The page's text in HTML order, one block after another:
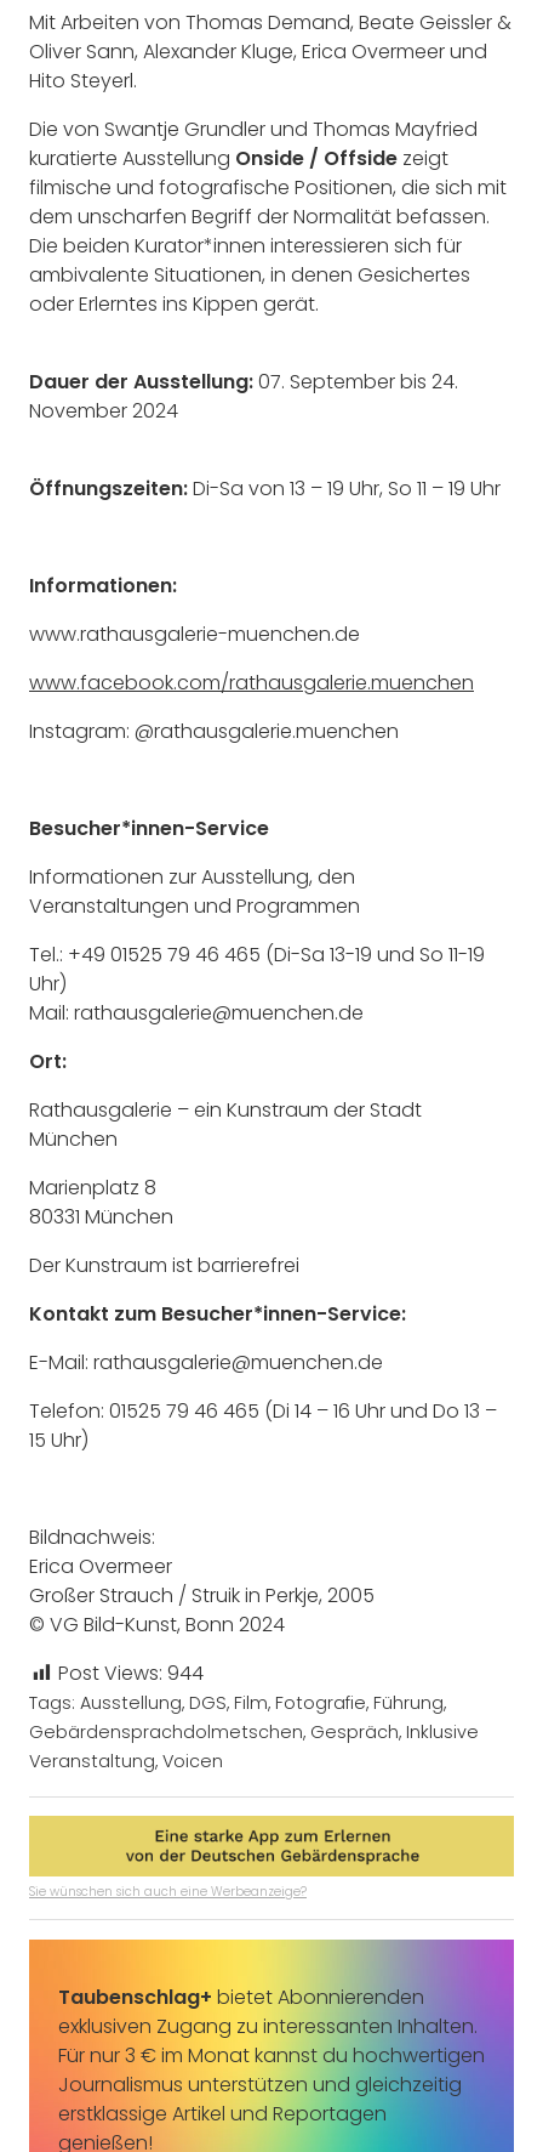
Mit Arbeiten von Thomas Demand, Beate Geissler &
Oliver Sann, Alexander Kluge, Erica Overmeer und
Hito Steyerl.
Die von Swantje Grundler und Thomas Mayfried
kuratierte Ausstellung Onside / Offside zeigt
filmische und fotografische Positionen, die sich mit
dem unscharfen Begriff der Normalität befassen.
Die beiden Kurator*innen interessieren sich für
ambivalente Situationen, in denen Gesichertes
oder Erlerntes ins Kippen gerät.
Dauer der Ausstellung:07. September bis 24.
November 2024
Öffnungszeiten:Di-Sa von 13 – 19 Uhr, So 11 – 19 Uhr
Informationen:
www.rathausgalerie-muenchen.de
www.facebook.com/rathausgalerie.muenchen
Instagram: @rathausgalerie.muenchen
Besucher*innen-Service
Informationen zur Ausstellung, den
Veranstaltungen und Programmen
Tel.: +49 01525 79 46 465 (Di-Sa 13-19 und So 11-19
Uhr)
Mail: rathausgalerie@muenchen.de
Ort:
Rathausgalerie – ein Kunstraum der Stadt
München
Marienplatz 8
80331 München
Der Kunstraum ist barrierefrei
Kontakt zum Besucher*innen-Service:
E-Mail: rathausgalerie@muenchen.de
Telefon: 01525 79 46 465 (Di 14 – 16 Uhr und Do 13 –
15 Uhr)
Bildnachweis:
Erica Overmeer
Großer Strauch / Struik in Perkje, 2005
© VG Bild-Kunst, Bonn 2024
Post Views: 944
Tags: Ausstellung, DGS, Film, Fotografie, Führung,
Gebärdensprachdolmetschen, Gespräch, Inklusive
Veranstaltung, Voicen
Sie wünschen sich auch eine Werbeanzeige?
Taubenschlag+ bietet Abonnierenden
exklusiven Zugang zu interessanten Inhalten.
Für nur 3 € im Monat kannst du hochwertigen
Journalismus unterstützen und gleichzeitig
erstklassige Artikel und Reportagen
genießen!